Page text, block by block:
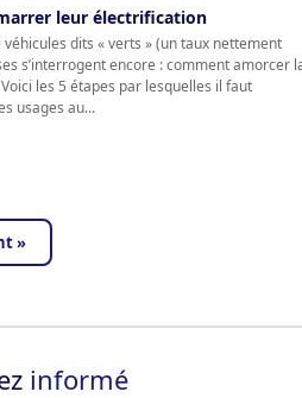
leur électrification
dits « verts » (un taux nettement
s’interrogent encore : comment amorcer
les 5 étapes par lesquelles il faut
usages au...
»
informé